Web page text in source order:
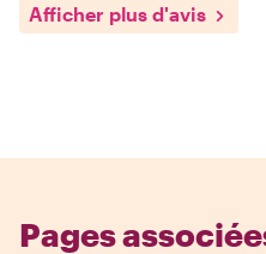
Afficher plus d'avis
Pages